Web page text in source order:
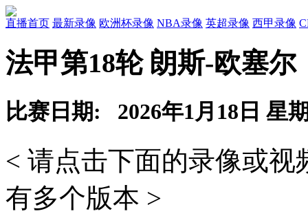
直播首页 最新录像 欧洲杯录像 NBA录像 英超录像 西甲录像
法甲第18轮 朗斯-欧塞尔
比赛日期: 2026年1月18日 星
< 请点击下面的录像或
有多个版本 >